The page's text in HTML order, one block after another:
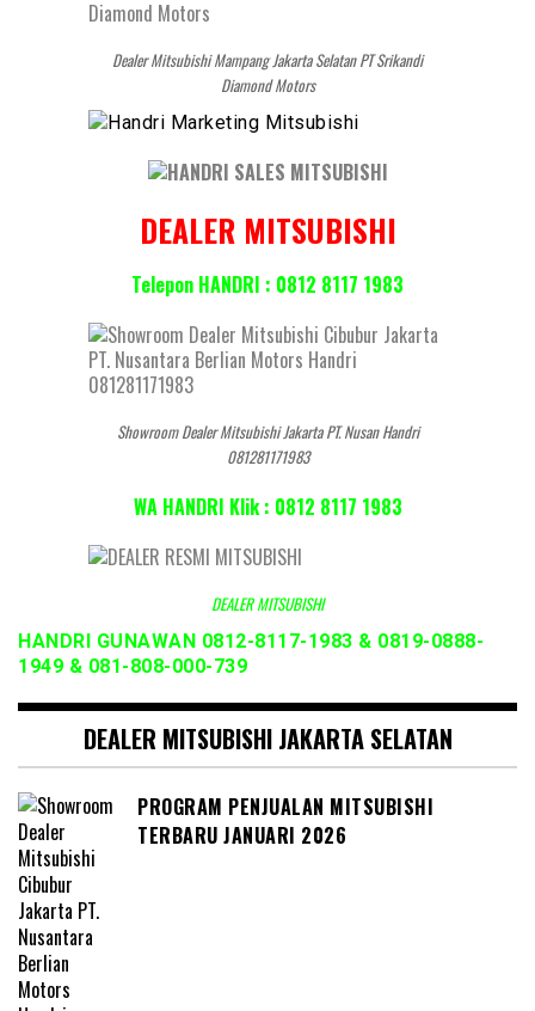
Dealer Mitsubishi Mampang Jakarta Selatan PT Srikandi
Diamond Motors
DEALER MITSUBISHI
Telepon HANDRI : 0812 8117 1983
Showroom Dealer Mitsubishi Jakarta PT. Nusan Handri
081281171983
WA HANDRI Klik : 0812 8117 1983
DEALER MITSUBISHI
HANDRI GUNAWAN 0812-8117-1983 & 0819-0888-
1949 & 081-808-000-739
DEALER MITSUBISHI JAKARTA SELATAN
PROGRAM PENJUALAN MITSUBISHI
TERBARU JANUARI 2026